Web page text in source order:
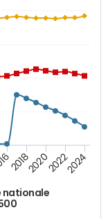
nationale
2018202020222024